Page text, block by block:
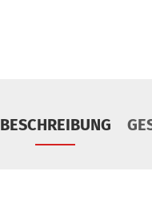
BESCHREIBUNG